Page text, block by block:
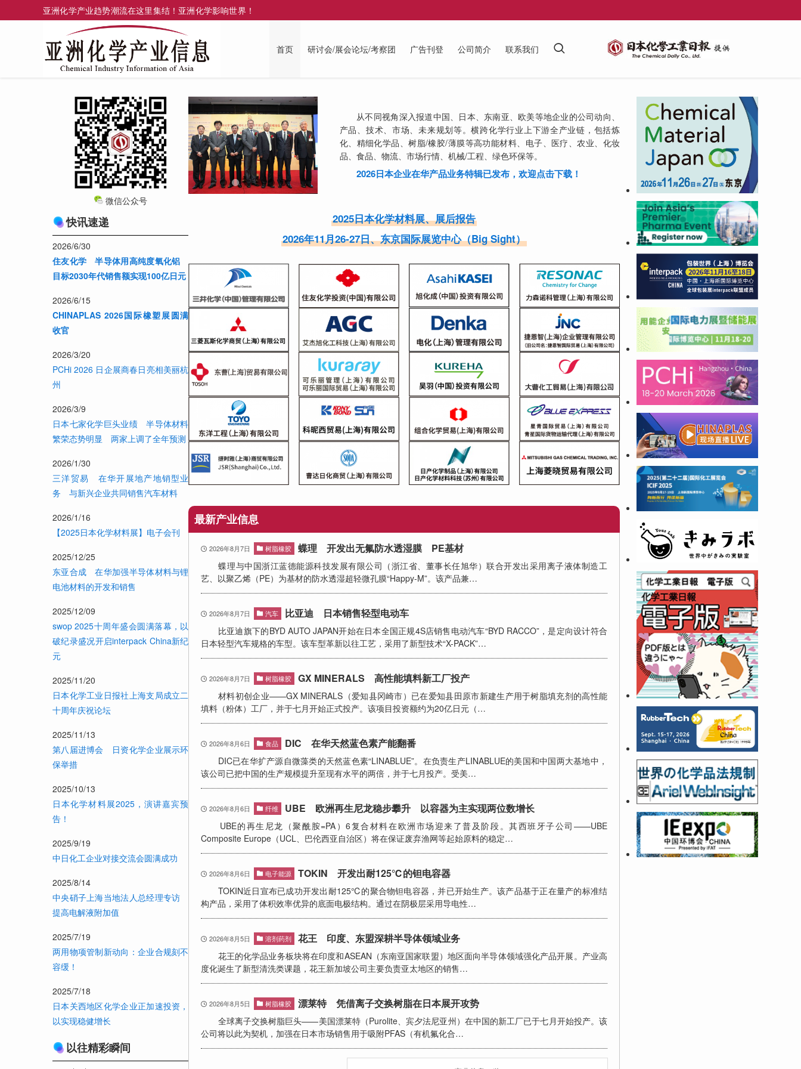
亚洲化学产业趋势潮流在这里集结！亚洲化学影响世界！
首页 研讨会/展会论坛/考察团 广告刊登 公司简介 联系我们
微信公众号
快讯速递
2026/6/30
住友化学 半导体用高纯度氧化铝
目标2030年代销售额实现100亿日元
2026/6/15
CHINAPLAS 2026国际橡塑展圆满
收官
2026/3/20
PCHi 2026 日企展商春日亮相美丽杭
州
2026/3/9
日本七家化学巨头业绩 半导体材料
繁荣态势明显 两家上调了全年预测
2026/1/30
三洋贸易 在华开展地产地销型业
务 与新兴企业共同销售汽车材料
2026/1/16
【2025日本化学材料展】电子会刊
2025/12/25
东亚合成 在华加强半导体材料与锂
电池材料的开发和销售
2025/12/09
swop 2025十周年盛会圆满落幕，以
破纪录盛况开启interpack China新纪
元
2025/11/20
日本化学工业日报社上海支局成立二
十周年庆祝论坛
2025/11/13
第八届进博会 日资化学企业展示环
保举措
2025/10/13
日本化学材料展2025，演讲嘉宾预
告！
2025/9/19
中日化工企业对接交流会圆满成功
2025/8/14
中央硝子上海当地法人总经理专访
提高电解液附加值
2025/7/19
两用物项管制新动向：企业合规刻不
容缓！
2025/7/18
日本关西地区化学企业正加速投资，
以实现稳健增长
以往精彩瞬间
从不同视角深入报道中国、日本、东南亚、欧美等地企业的公司动向、
产品、技术、市场、未来规划等。横跨化学行业上下游全产业链，包括炼
化、精细化学品、树脂/橡胶/薄膜等高功能材料、电子、医疗、农业、化妆
品、食品、物流、市场行情、机械/工程、绿色环保等。
2026日本企业在华产品业务特辑已发布，欢迎点击下载！
2025日本化学材料展、展后报告
2026年11月26-27日、东京国际展览中心（Big Sight）
最新产业信息
蝶理 开发出无氟防水透湿膜 PE基材
蝶理与中国浙江蓝德能源科技发展有限公司（浙江省、董事长任旭华）联合开发出采用离子液体制造工
艺、以聚乙烯（PE）为基材的防水透湿超轻微孔膜“Happy-M”。该产品兼…
2026年8月7日 树脂橡胶
比亚迪 日本销售轻型电动车
比亚迪旗下的BYD AUTO JAPAN开始在日本全国正规4S店销售电动汽车“BYD RACCO”，是定向设计符合
日本轻型汽车规格的车型。该车型革新以往工艺，采用了新型技术“X-PACK”…
2026年8月7日 汽车
GX MINERALS 高性能填料新工厂投产
材料初创企业——GX MINERALS（爱知县冈崎市）已在爱知县田原市新建生产用于树脂填充剂的高性能
填料（粉体）工厂，并于七月开始正式投产。该项目投资额约为20亿日元（…
2026年8月7日 树脂橡胶
DIC 在华天然蓝色素产能翻番
DIC已在华扩产源自微藻类的天然蓝色素“LINABLUE”。在负责生产LINABLUE的美国和中国两大基地中，
该公司已把中国的生产规模提升至现有水平的两倍，并于七月投产。受美…
2026年8月6日 食品
UBE 欧洲再生尼龙稳步攀升 以容器为主实现两位数增长
UBE的再生尼龙（聚酰胺=PA）6复合材料在欧洲市场迎来了普及阶段。其西班牙子公司——UBE
Composite Europe（UCL、巴伦西亚自治区）将在保证废弃渔网等起始原料的稳定…
2026年8月6日 纤维
TOKIN 开发出耐125℃的钽电容器
TOKIN近日宣布已成功开发出耐125℃的聚合物钽电容器，并已开始生产。该产品基于正在量产的标准结
构产品，采用了体积效率优异的底面电极结构。通过在阴极层采用导电性…
2026年8月6日 电子能源
花王 印度、东盟深耕半导体领域业务
花王的化学品业务板块将在印度和ASEAN（东南亚国家联盟）地区面向半导体领域强化产品开展。产业高
度化诞生了新型清洗类课题，花王新加坡公司主要负责亚太地区的销售…
2026年8月5日 溶剂药剂
漂莱特 凭借离子交换树脂在日本展开攻势
全球离子交换树脂巨头——美国漂莱特（Purolite、宾夕法尼亚州）在中国的新工厂已于七月开始投产。该
公司将以此为契机，加强在日本市场销售用于吸附PFAS（有机氟化合…
2026年8月5日 树脂橡胶